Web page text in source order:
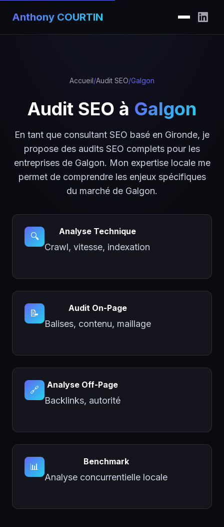
Anthony COURTIN
Accueil/Audit SEO/Galgon
Audit SEO à Galgon
En tant que consultant SEO basé en Gironde, je
propose des audits SEO complets pour les
entreprises de Galgon. Mon expertise locale me
permet de comprendre les enjeux spécifiques
du marché de Galgon.
🔍 Analyse Technique
Crawl, vitesse, indexation
📝 Audit On-Page
Balises, contenu, maillage
🔗 Analyse Off-Page
Backlinks, autorité
📊 Benchmark
Analyse concurrentielle locale